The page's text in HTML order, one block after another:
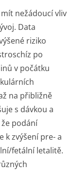
nežádoucí vliv
Data
riziko
po
v počátku
na přibližně
s dávkou a
podání
k zvýšení pre- a
fe­tální letalitě.